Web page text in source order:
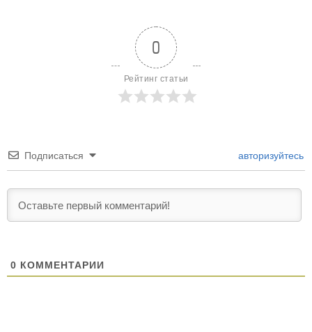
0
Рейтинг статьи
Подписаться авторизуйтесь
0 КОММЕНТАРИИ